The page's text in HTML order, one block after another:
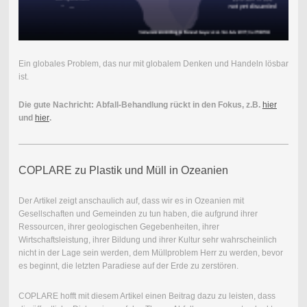
Ein globales Problem, das nur mit globalem Denken und Handeln lösbar
ist.
Die gute Nachricht: Abfall-Behandlung rückt in den Fokus, z.B. hier
und hier.
COPLARE zu Plastik und Müll in Ozeanien
Der Artikel zeigt anschaulich auf, dass wir es in Ozeanien mit
Gesellschaften und Gemeinden zu tun haben, die aufgrund ihrer
Ressourcen, ihrer geologischen Gegebenheiten, ihrer
Wirtschaftsleistung, ihrer Bildung und ihrer Kultur sehr wahrscheinlich
nicht in der Lage sein werden, dem Müllproblem Herr zu werden, bevor
es beginnt, die letzten Paradiese auf der Erde zu zerstören.
COPLARE hofft mit diesem Artikel einen Beitrag dazu zu leisten, dass